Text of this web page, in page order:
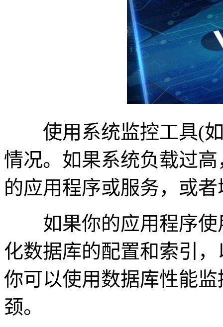
使用系统监控工具(如
情况。如果系统负载过
的应用程序或服务，或
如果你的应用程序使
化数据库的配置和索引
你可以使用数据库性能
颈。